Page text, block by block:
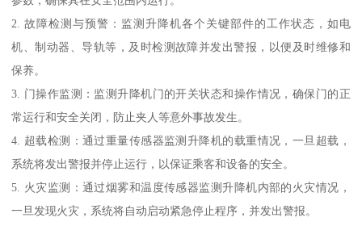
2. 故障检测与预警：监测升降机各个关键部件的工作状态，如电
机、制动器、导轨等，及时检测故障并发出警报，以便及时维修和
保养。
3. 门操作监测：监测升降机门的开关状态和操作情况，确保门的正
常运行和安全关闭，防止夹人等意外事故发生。
4. 超载检测：通过重量传感器监测升降机的载重情况，一旦超载，
系统将发出警报并停止运行，以保证乘客和设备的安全。
5. 火灾监测：通过烟雾和温度传感器监测升降机内部的火灾情况，
一旦发现火灾，系统将自动启动紧急停止程序，并发出警报。